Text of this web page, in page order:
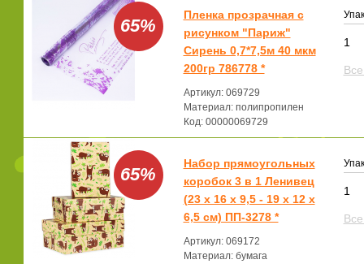
65%
Пленка прозрачная с
рисунком "Париж"
Сирень 0,7*7,5м 40 мкм
200гр 786778 *
Артикул: 069729
Материал: полипропилен
Код: 00000069729
1
65%
Набор прямоугольных
коробок 3 в 1 Ленивец
(23 х 16 х 9,5 - 19 х 12 х
6,5 см) ПП-3278 *
Артикул: 069172
Материал: бумага
1